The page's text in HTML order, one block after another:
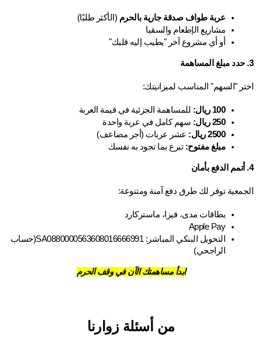
عربة طواف صدقة جارية بالحرم (الأكثر طلبًا)
مشاريع الإطعام والسقيا
أو أي مشروع آخر "يطيب إليه قلبك"
"السهم" المناسب لميزانيتك:
100 ريال:
للمساهمة الجزئية في قيمة العربة
250 ريال:
سهم كامل في عربة واحدة
2500 ريال:
عشر عربات (أجر مضاعف)
مبلغ مفتوح: تبرع بما تجود به نفسك
توفر لك طرق دفع آمنة ومتنوعة:
بطاقات مدى، فيزا، ماستركارد
Apple Pay
التحويل البنكي المباشر: SA0880000563608016666991(حساب
الراجحي)
ابدأ مساهمتك الآن في وقف الحرم
من أسئلة زوارنا